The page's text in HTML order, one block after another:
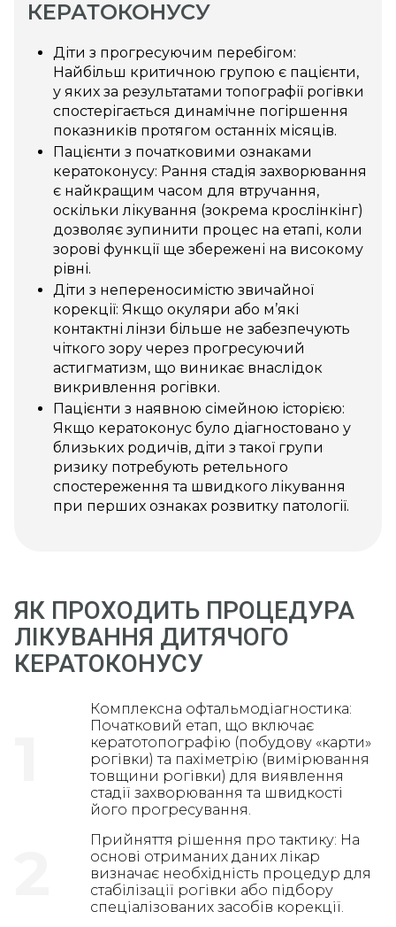
КЕРАТОКОНУСУ
Діти з прогресуючим перебігом:
Найбільш критичною групою є пацієнти,
у яких за результатами топографії рогівки
спостерігається динамічне погіршення
показників протягом останніх місяців.
Пацієнти з початковими ознаками
кератоконусу: Рання стадія захворювання
є найкращим часом для втручання,
оскільки лікування (зокрема крослінкінг)
дозволяє зупинити процес на етапі, коли
зорові функції ще збережені на високому
рівні.
Діти з непереносимістю звичайної
корекції: Якщо окуляри або м’які
контактні лінзи більше не забезпечують
чіткого зору через прогресуючий
астигматизм, що виникає внаслідок
викривлення рогівки.
Пацієнти з наявною сімейною історією:
Якщо кератоконус було діагностовано у
близьких родичів, діти з такої групи
ризику потребують ретельного
спостереження та швидкого лікування
при перших ознаках розвитку патології.
ЯК ПРОХОДИТЬ ПРОЦЕДУРА
ЛІКУВАННЯ ДИТЯЧОГО
КЕРАТОКОНУСУ
Комплексна офтальмодіагностика:
Початковий етап, що включає
кератотопографію (побудову «карти»
рогівки) та пахіметрію (вимірювання
товщини рогівки) для виявлення
стадії захворювання та швидкості
його прогресування.
Прийняття рішення про тактику: На
основі отриманих даних лікар
визначає необхідність процедур для
стабілізації рогівки або підбору
спеціалізованих засобів корекції.